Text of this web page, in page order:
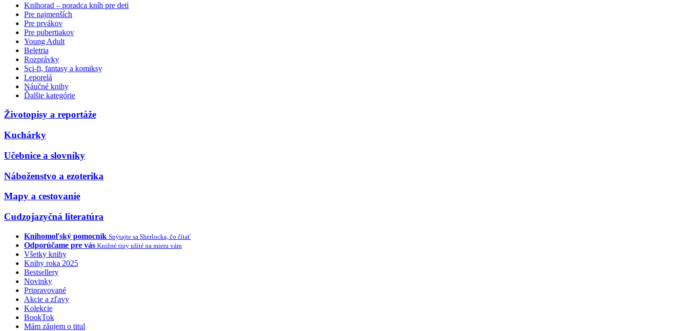
Knihorad – poradca kníh pre deti
Pre najmenších
Pre prvákov
Pre pubertiakov
Young Adult
Beletria
Rozprávky
Sci-fi, fantasy a komiksy
Leporelá
Náučné knihy
Ďalšie kategórie
Životopisy a reportáže
Kuchárky
Učebnice a slovníky
Náboženstvo a ezoterika
Mapy a cestovanie
Cudzojazyčná literatúra
Knihomoľský pomocník Spýtajte sa Sherlocka, čo čítať
Odporúčame pre vás Knižné tipy ušité na mieru vám
Všetky knihy
Knihy roka 2025
Bestsellery
Novinky
Pripravované
Akcie a zľavy
Kolekcie
BookTok
Mám záujem o titul